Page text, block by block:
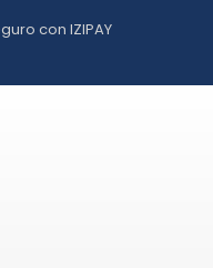
con IZIPAY